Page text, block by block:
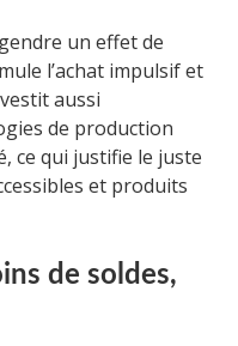
un effet de
l’achat impulsif et
aussi
de production
ce qui justifie le juste
et produits
de soldes,